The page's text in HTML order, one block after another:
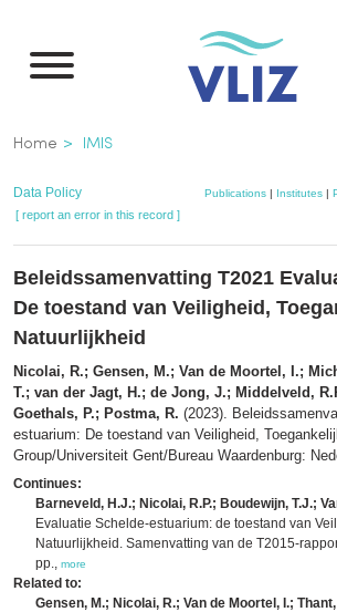
main
Breadcrumb
Home IMIS
Data Policy Publications| Institutes|
[ report an error in this record ]
Beleidssamenvatting T2021
De toestand van Veiligheid,
Natuurlijkheid
Nicolai, R.; Gensen, M.; Van de Moortel, I.;
T.; van der Jagt, H.; de Jong, J.; Middelveld,
Goethals, P.; Postma, R. (2023).
estuarium: De toestand van Veiligheid,
Group/Universiteit Gent/Bureau Waardenburg:
Continues:
Barneveld, H.J.; Nicolai, R.P.; Boudewijn, T.J.;
Evaluatie Schelde-estuarium: de toestand van
Natuurlijkheid. Samenvatting van de T2015-
pp., more
Related to:
Gensen, M.; Nicolai, R.; Van de Moortel, I.;